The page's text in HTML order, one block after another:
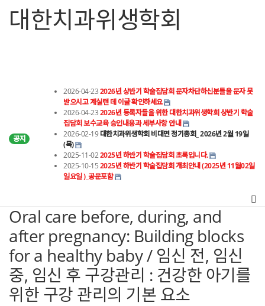
대한치과위생학회
공지
2026-04-232026년 상반기 학술집담회 문자차단하신분들을 문자 못
받으시고 계실텐 데 이글 확인하세요
2026-04-232026년 등록자들을 위한 대한치과위생학회 상반기 학술
집담회 보수교육 승인내용과 세부사항 안내
2026-02-19대한치과위생학회 비대면 정기총회_ 2026년 2월 19일
(목)
2025-11-022025년 하반기 학술집담회 초록입니다.
2025-10-152025년 하반기 학술집담회 개최안내 (2025년 11월02일
일요일 )_공문포함
Oral care before, during, and
after pregnancy: Building blocks
for a healthy baby / 임신 전, 임신
중, 임신 후 구강관리 : 건강한 아기를
위한 구강 관리의 기본 요소